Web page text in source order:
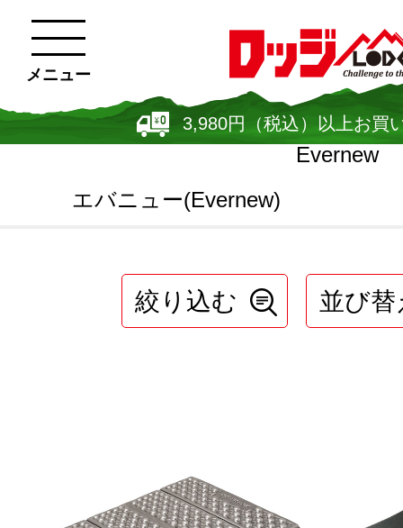
3,980円（税込）以上お買
メニュー
Evernew
エバニュー(Evernew)
絞り込む 並び替